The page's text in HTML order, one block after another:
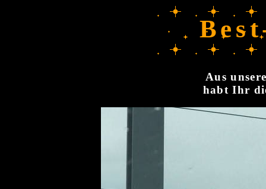
Aus
habt Ihr